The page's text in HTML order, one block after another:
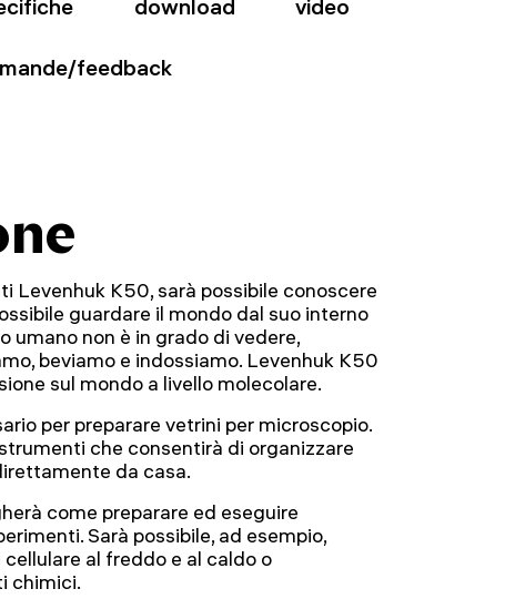
download video
feedback
Levenhuk K50, sarà possibile conoscere
guardare il mondo dal suo interno
umano non è in grado di vedere,
beviamo e indossiamo. Levenhuk K50
sul mondo a livello molecolare.
per preparare vetrini per microscopio.
che consentirà di organizzare
da casa.
come preparare ed eseguire
Sarà possibile, ad esempio,
al freddo e al caldo o
chimici.